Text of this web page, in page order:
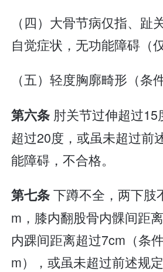
（四）大骨节病仅指、趾
自觉症状，无功能障碍（
（五）轻度胸廓畸形（条
第六条 肘关节过伸超过
超过20度，或虽未超过前
能障碍，不合格。
第七条下蹲不全，两下肢
m，膝内翻股骨内髁间距
内踝间距离超过7cm（条
m），或虽未超过前述规